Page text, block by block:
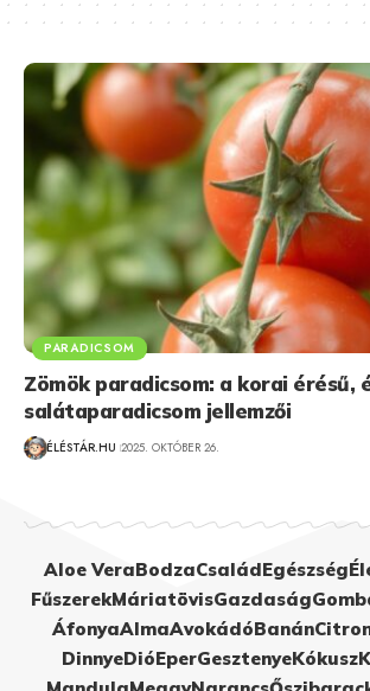
PARADICSOM
Zömök paradicsom: a korai érésű,
salátaparadicsom jellemzői
ÉLÉSTÁR.HU 2025. OKTÓBER 26.
Aloe VeraBodzaCsaládEgészség
FűszerekMáriatövisGazdaság
ÁfonyaAlmaAvokádóBanán
DinnyeDióEperGesztenyeKókusz